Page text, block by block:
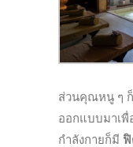
ส่วนคุณหนู ๆ
ออกแบบมาเ
กำลังกายก็มี ฟิ